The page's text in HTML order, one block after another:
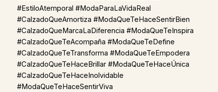
#EstiloAtemporal #ModaParaLaVidaReal
#CalzadoQueAmortiza #ModaQueTeHaceSentirBien
#CalzadoQueMarcaLaDiferencia #ModaQueTeInspira
#CalzadoQueTeAcompaña #ModaQueTeDefine
#CalzadoQueTeTransforma #ModaQueTeEmpodera
#CalzadoQueTeHaceBrillar #ModaQueTeHaceÚnica
#CalzadoQueTeHaceInolvidable
#ModaQueTeHaceSentirViva